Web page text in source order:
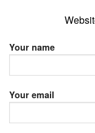
Your name
Your email